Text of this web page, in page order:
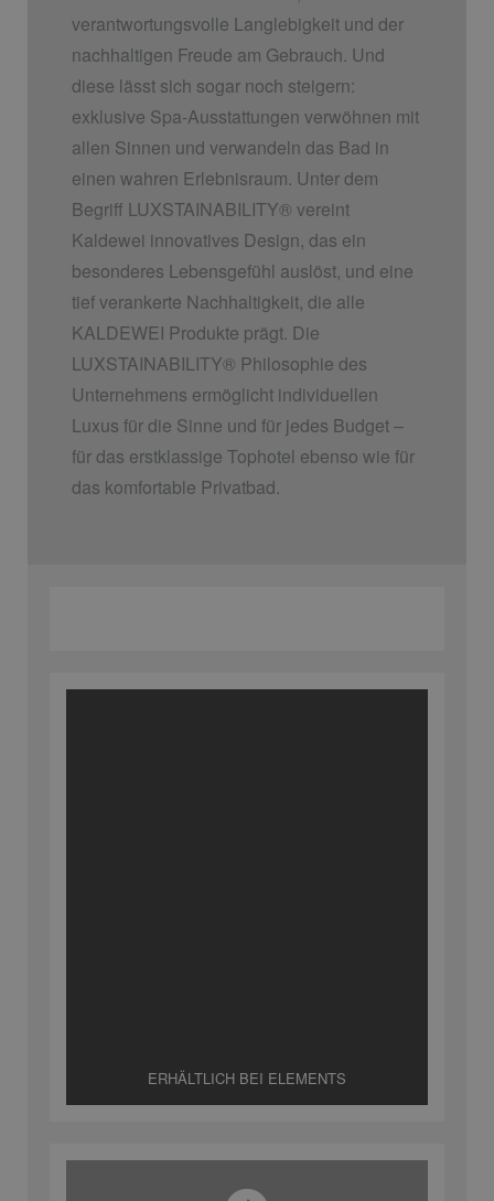
verantwortungsvolle Langlebigkeit und der
nachhaltigen Freude am Gebrauch. Und
diese lässt sich sogar noch steigern:
exklusive Spa-Ausstattungen verwöhnen mit
allen Sinnen und verwandeln das Bad in
einen wahren Erlebnisraum. Unter dem
Begriff LUXSTAINABILITY® vereint
Kaldewei innovatives Design, das ein
besonderes Lebensgefühl auslöst, und eine
tief verankerte Nachhaltigkeit, die alle
KALDEWEI Produkte prägt. Die
LUXSTAINABILITY® Philosophie des
Unternehmens ermöglicht individuellen
Luxus für die Sinne und für jedes Budget –
für das erstklassige Tophotel ebenso wie für
das komfortable Privatbad.
ERHÄLTLICH BEI ELEMENTS